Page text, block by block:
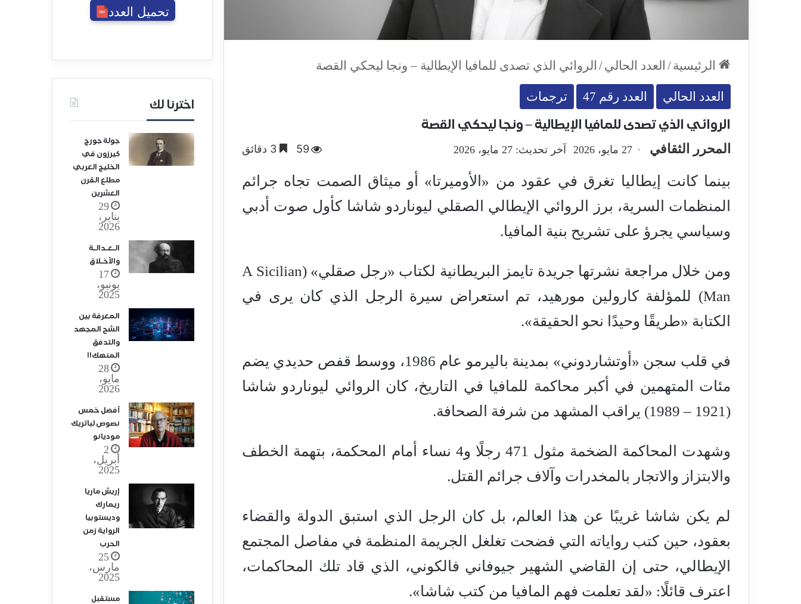
الرئيسية/ العدد الحالي/ الروائي الذي تصدى للمافيا الإيطالية – ونجا ليحكي القصة
العدد الحالي العدد رقم 47 ترجمات
الروائي الذي تصدى للمافيا الإيطالية – ونجا ليحكي القصة
المحرر الثقافي 27 مايو، 2026 آخر تحديث: 27 مايو، 2026 59
بينما كانت إيطاليا تغرق في عقود من «الأوميرتا» أو ميثاق الصمت تجاه جرائم
المنظمات السرية، برز الروائي الإيطالي الصقلي ليوناردو شاشا كأول صوت أدبي
وسياسي يجرؤ على تشريح بنية المافيا.
ومن خلال مراجعة نشرتها جريدة تايمز البريطانية لكتاب «رجل صقلي» (A Sicilian
Man) للمؤلفة كارولين مورهيد، تم استعراض سيرة الرجل الذي كان يرى في
الكتابة «طريقًا وحيدًا نحو الحقيقة».
في قلب سجن «أوتشاردوني» بمدينة باليرمو عام 1986، ووسط قفص حديدي يضم
مئات المتهمين في أكبر محاكمة للمافيا في التاريخ، كان الروائي ليوناردو شاشا
(1921 – 1989) يراقب المشهد من شرفة الصحافة.
وشهدت المحاكمة الضخمة مثول 471 رجلًا و4 نساء أمام المحكمة، بتهمة الخطف
والابتزاز والاتجار بالمخدرات وآلاف جرائم القتل.
لم يكن شاشا غريبًا عن هذا العالم، بل كان الرجل الذي استبق الدولة والقضاء
بعقود، حين كتب رواياته التي فضحت تغلغل الجريمة المنظمة في مفاصل المجتمع
الإيطالي، حتى إن القاضي الشهير جيوفاني فالكوني، الذي قاد تلك المحاكمات،
اعترف قائلًا: «لقد تعلمت فهم المافيا من كتب شاشا».
تحميل العدد
اخترنا لك
جولة جورج
كيرزون في
الخليج العربي
مطلع القرن
العشرين
29
يناير،
2026
الـعـدالـة
والأخـلاق
17
يونيو،
2025
المعرفة بين
الشح المجهد
والتدفق
المنهك!!
28
مايو،
2026
أفضل خمس
نصوص لباتريك
موديانو
2
أبريل،
2025
إريش ماريا
ريمارك
وديستوبيا
الرواية زمن
الحرب
25
مارس،
2025
مستقبل